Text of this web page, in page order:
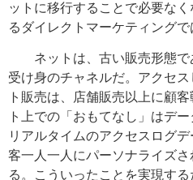
ットに移行することで必要な
るダイレクトマーケティングで
ネットは、古い販売形態で
受け身のチャネルだ。アクセ
ト販売は、店舗販売以上に顧
ト上での「おもてなし」はデ
リアルタイムのアクセスログ
客一人一人にパーソナライズ
る。こういったことを実現す